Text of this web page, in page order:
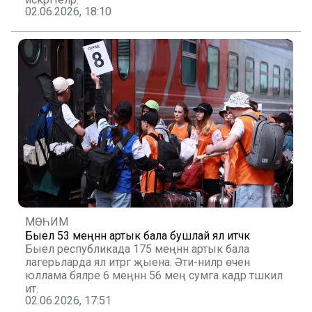
02.06.2026, 18:10
МӨҺИМ
Быел 53 меңнән артык бала бушлай ял итәчәк
Быел республикада 175 меңнән артык бала
лагерьларда ял итәргә җыена. Әти-әниләр өчен
юллама бәяләре 6 меңнән 56 мең сумга кадәр тәшкил
итә.
02.06.2026, 17:51